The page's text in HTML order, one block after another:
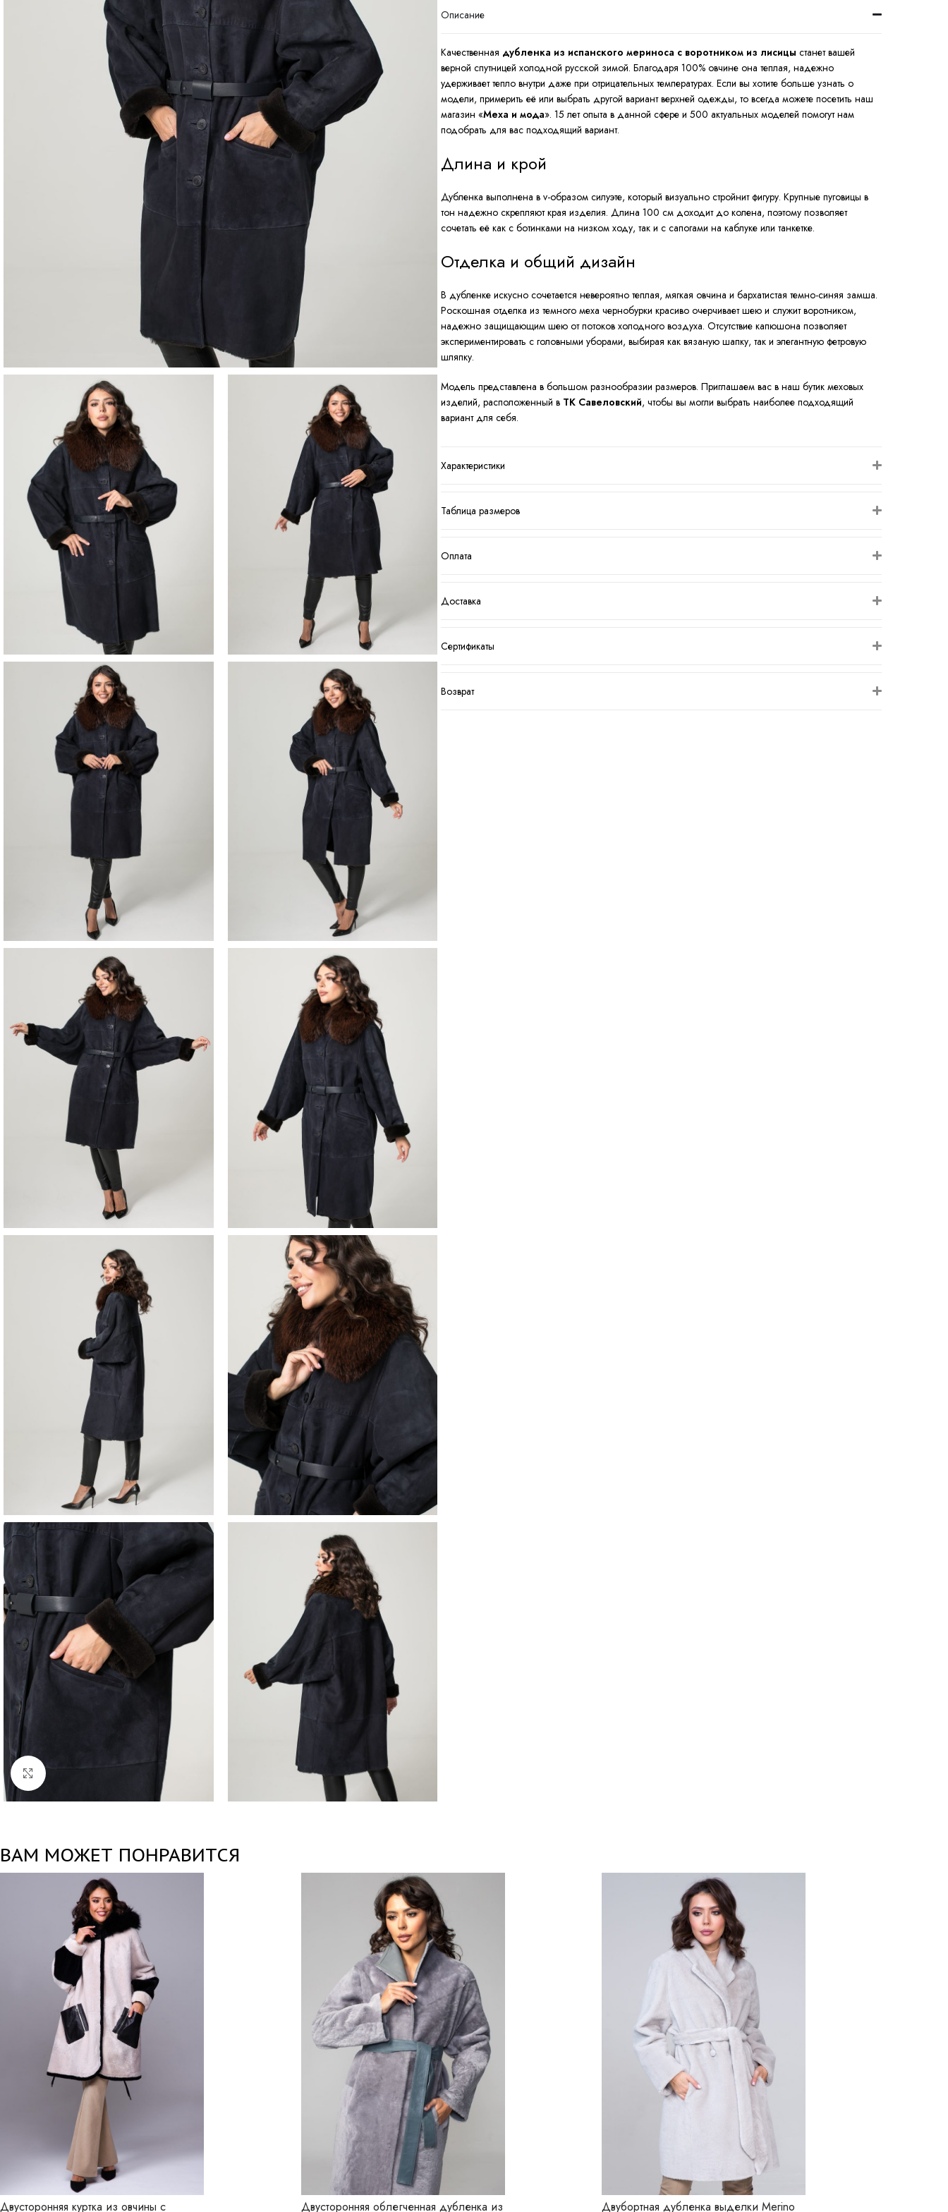
Нажмите, чтобы увеличить
Описание
Качественная дубленка из испанского мериноса с воротником из лисицы станет вашей
верной спутницей холодной русской зимой. Благодаря 100% овчине она теплая, надежно
удерживает тепло внутри даже при отрицательных температурах. Если вы хотите больше узнать о
модели, примерить её или выбрать другой вариант верхней одежды, то всегда можете посетить наш
магазин «Меха и мода». 15 лет опыта в данной сфере и 500 актуальных моделей помогут нам
подобрать для вас подходящий вариант.
Длина и крой
Дубленка выполнена в v-образом силуэте, который визуально стройнит фигуру. Крупные пуговицы в
тон надежно скрепляют края изделия. Длина 100 см доходит до колена, поэтому позволяет
сочетать её как с ботинками на низком ходу, так и с сапогами на каблуке или танкетке.
Отделка и общий дизайн
В дубленке искусно сочетается невероятно теплая, мягкая овчина и бархатистая темно-синяя замша.
Роскошная отделка из темного меха чернобурки красиво очерчивает шею и служит воротником,
надежно защищающим шею от потоков холодного воздуха. Отсутствие капюшона позволяет
экспериментировать с головными уборами, выбирая как вязаную шапку, так и элегантную фетровую
шляпку.
Модель представлена в большом разнообразии размеров. Приглашаем вас в наш бутик меховых
изделий, расположенный в ТК Савеловский, чтобы вы могли выбрать наиболее подходящий
вариант для себя.
Характеристики
Таблица размеров
Оплата
Доставка
Сертификаты
Возврат
ВАМ МОЖЕТ ПОНРАВИТСЯ
Двусторонняя куртка из овчины с Двусторонняя облегченная дубленка из Двубортная дубленка выделки Merino